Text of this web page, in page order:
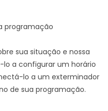
programação
sua situação e nossa
a configurar um horário
lo a um exterminador
de sua programação.